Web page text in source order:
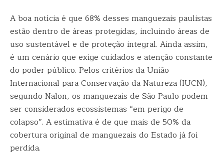
A boa notícia é que 68% desses manguezais paulistas
estão dentro de áreas protegidas, incluindo áreas de
uso sustentável e de proteção integral. Ainda assim,
é um cenário que exige cuidados e atenção constante
do poder público. Pelos critérios da União
Internacional para Conservação da Natureza (IUCN),
segundo Nalon, os manguezais de São Paulo podem
ser considerados ecossistemas “em perigo de
colapso”. A estimativa é de que mais de 50% da
cobertura original de manguezais do Estado já foi
perdida.